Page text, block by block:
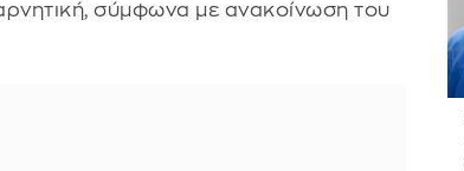
σύμφωνα με ανακοίνωση του